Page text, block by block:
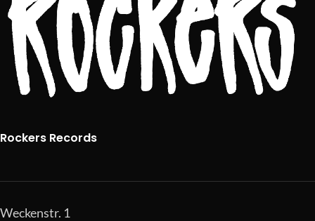
Rockers Records
Weckenstr. 1